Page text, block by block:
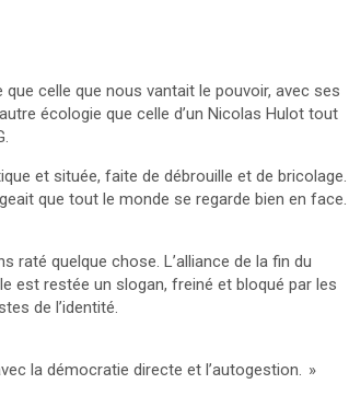
celle que nous vantait le pouvoir, avec ses
écologie que celle d’un Nicolas Hulot tout
.
et située, faite de débrouille et de bricolage.
que tout le monde se regarde bien en face.
raté quelque chose. L’alliance de la fin du
est restée un slogan, freiné et bloqué par les
de l’identité.
la démocratie directe et l’autogestion. »